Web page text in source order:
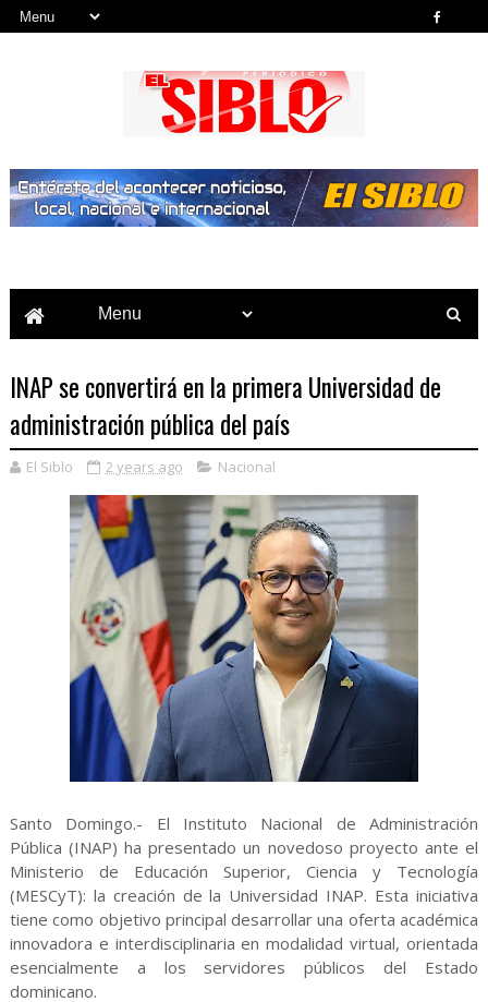
INAP se convertirá en la primera Universidad de
administración pública del país
El Siblo 2 years ago Nacional
Santo Domingo.- El Instituto Nacional de Administración
Pública (INAP) ha presentado un novedoso proyecto ante el
Ministerio de Educación Superior, Ciencia y Tecnología
(MESCyT): la creación de la Universidad INAP. Esta iniciativa
tiene como objetivo principal desarrollar una oferta académica
innovadora e interdisciplinaria en modalidad virtual, orientada
esencialmente a los servidores públicos del Estado
dominicano.